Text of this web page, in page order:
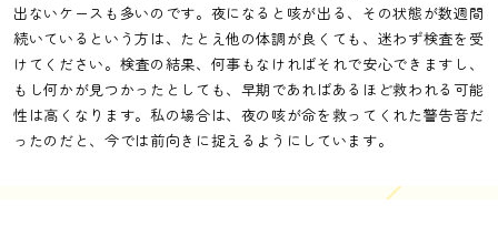
出ないケースも多いのです。夜になると咳が出る、その状態が数週間
続いているという方は、たとえ他の体調が良くても、迷わず検査を受
けてください。検査の結果、何事もなければそれで安心できますし、
もし何かが見つかったとしても、早期であればあるほど救われる可能
性は高くなります。私の場合は、夜の咳が命を救ってくれた警告音だ
ったのだと、今では前向きに捉えるようにしています。